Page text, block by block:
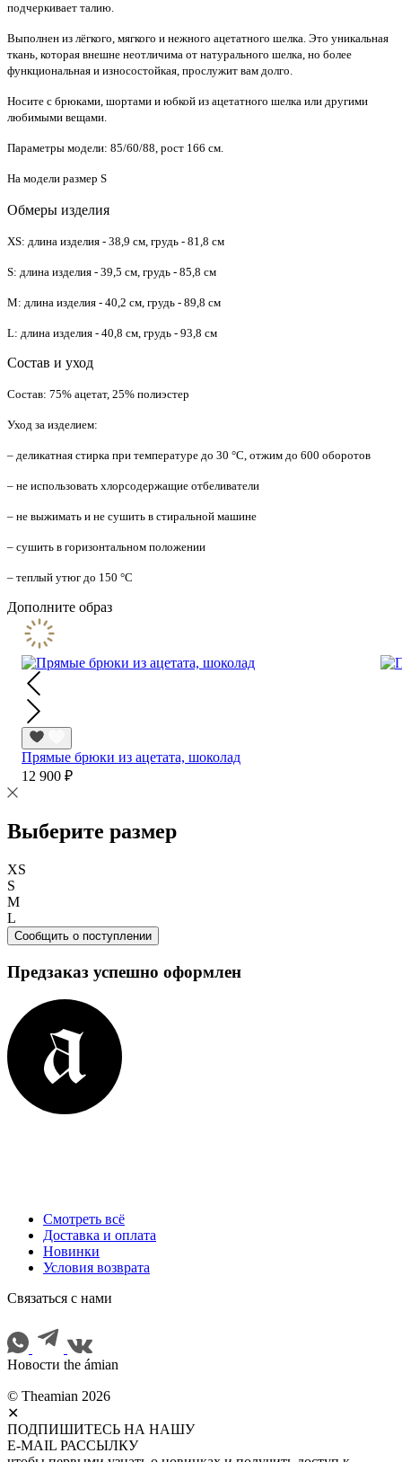
подчеркивает талию.
Выполнен из лёгкого, мягкого и нежного ацетатного шелка. Это уникальная
ткань, которая внешне неотличима от натурального шелка, но более
функциональная и износостойкая, прослужит вам долго.
Носите с брюками, шортами и юбкой из ацетатного шелка или другими
любимыми вещами.
Параметры модели: 85/60/88, рост 166 см.
На модели размер S
Обмеры изделия
XS: длина изделия - 38,9 см, грудь - 81,8 см
S: длина изделия - 39,5 см, грудь - 85,8 см
M: длина изделия - 40,2 см, грудь - 89,8 см
L: длина изделия - 40,8 см, грудь - 93,8 см
Состав и уход
Состав: 75% ацетат, 25% полиэстер
Уход за изделием:
– деликатная стирка при температуре до 30 °C, отжим до 600 оборотов
– не использовать хлорсодержащие отбеливатели
– не выжимать и не сушить в стиральной машине
– сушить в горизонтальном положении
– теплый утюг до 150 °C
Дополните образ
Прямые брюки из ацетата, шоколад
12 900 ₽
Выберите размер
XS
S
M
L
Сообщить о поступлении
Предзаказ успешно оформлен
Смотреть всё
Доставка и оплата
Новинки
Условия возврата
Cвязаться с нами
Новости the ámian
© Theamian 2026
✕
ПОДПИШИТЕСЬ НА НАШУ
E-MAIL РАССЫЛКУ